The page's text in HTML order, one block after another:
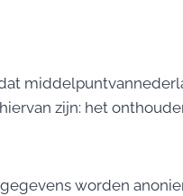
zijn: het
worden